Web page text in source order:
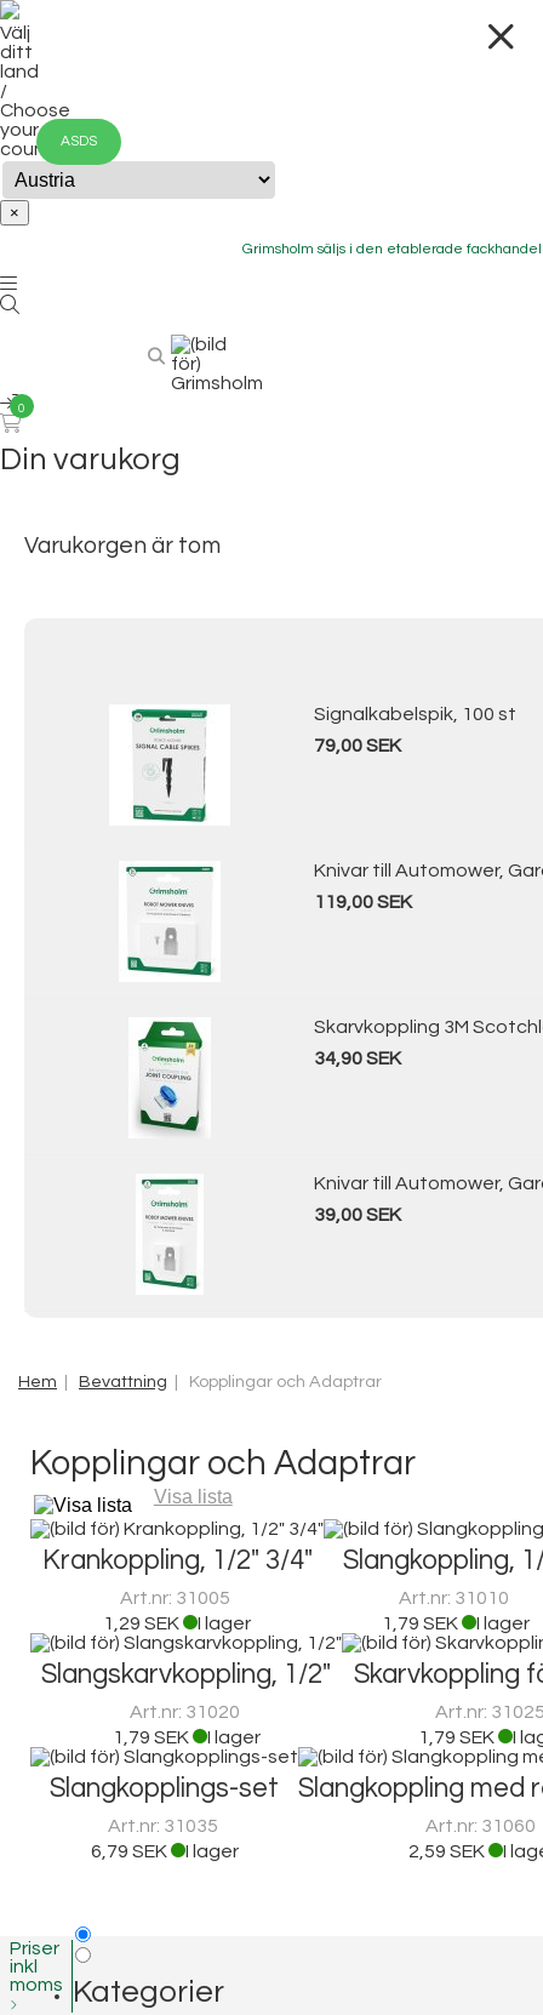
Välj
ditt
land
/
Choose
your
country
×
Grimsholm säljs i den etablerade
ASDS
0
Din varukorg
Varukorgen är tom
Signalkabelspik, 100 st
79,00 SEK
Knivar till Automower,
119,00 SEK
Skarvkoppling 3M
34,90 SEK
Knivar till Automower,
39,00 SEK
Hem Bevattning | Kopplingar och Adaptrar
Kopplingar och Adaptrar
Visa lista
Krankoppling, 1/2" 3/4"
Art.nr: 31005
1,29 SEK
I lager
Slangkoppling,
Art.nr: 31010
1,79 SEK
I lager
Slangskarvkoppling, 1/2"
Art.nr: 31020
1,79 SEK
I lager
Skarvkoppling
Art.nr:
1,79 SEK
I
Slangkopplings-set
Art.nr: 31035
6,79 SEK
I lager
Slangkoppling med
Art.nr: 31060
2,59 SEK
I
Priser
inkl
moms
Kategorier